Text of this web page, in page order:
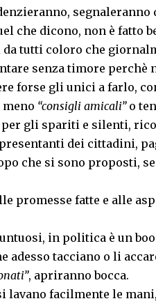
che dicono, non è fatto
da tutti coloro che
senza timore perchè
forse gli unici a farlo,
“consigli amicali”o
per gli spariti e silenti,
dei cittadini,
che si sono proposti,
promesse fatte e alle
in politica è un
adesso tacciano o li
, apriranno bocca.
lavano facilmente le